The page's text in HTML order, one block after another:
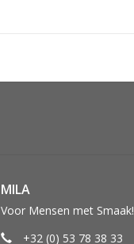
MILA
Voor Mensen met Smaak!
+32 (0) 53 78 38 33